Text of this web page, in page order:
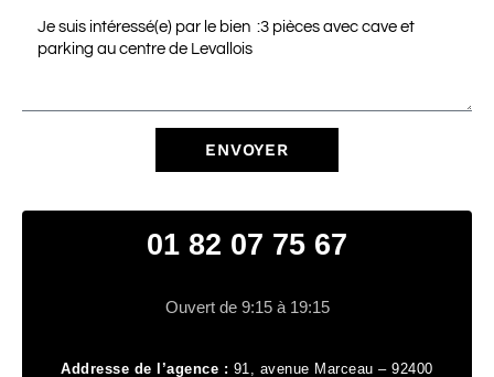
ENVOYER
01 82 07 75 67
Ouvert de 9:15 à 19:15
Addresse de l’agence : 91, avenue Marceau – 92400